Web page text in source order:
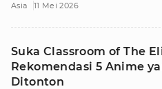
Asia 11 Mei 2026
Suka Classroom of The
Rekomendasi 5 Anime
Ditonton